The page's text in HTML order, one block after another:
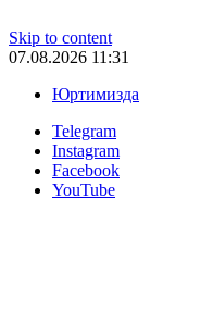
Skip to content
07.08.2026 11:31
Юртимизда
Telegram
Instagram
Facebook
YouTube